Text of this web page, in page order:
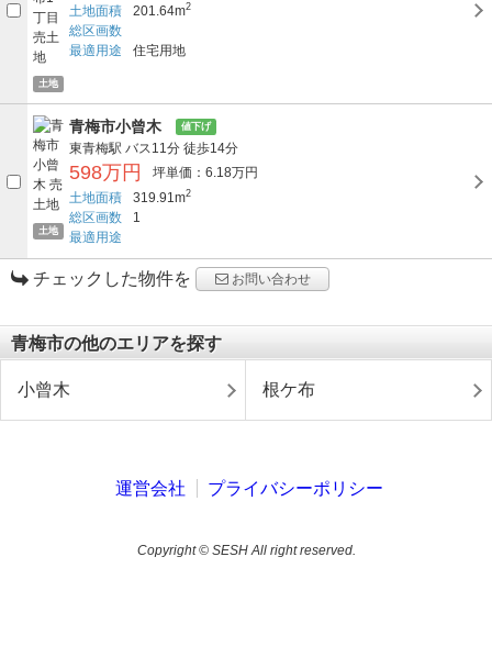
土地
土地面積
201.64m2
総区画数
最適用途
住宅用地
土地
青梅市小曾木 値下げ
東青梅駅 バス11分 徒歩14分
598万円
坪単価：6.18万円
土地面積
319.91m2
総区画数
1
最適用途
チェックした物件を お問い合わせ
青梅市の他のエリアを探す
小曾木 根ケ布
運営会社 プライバシーポリシー
Copyright © SESH All right reserved.